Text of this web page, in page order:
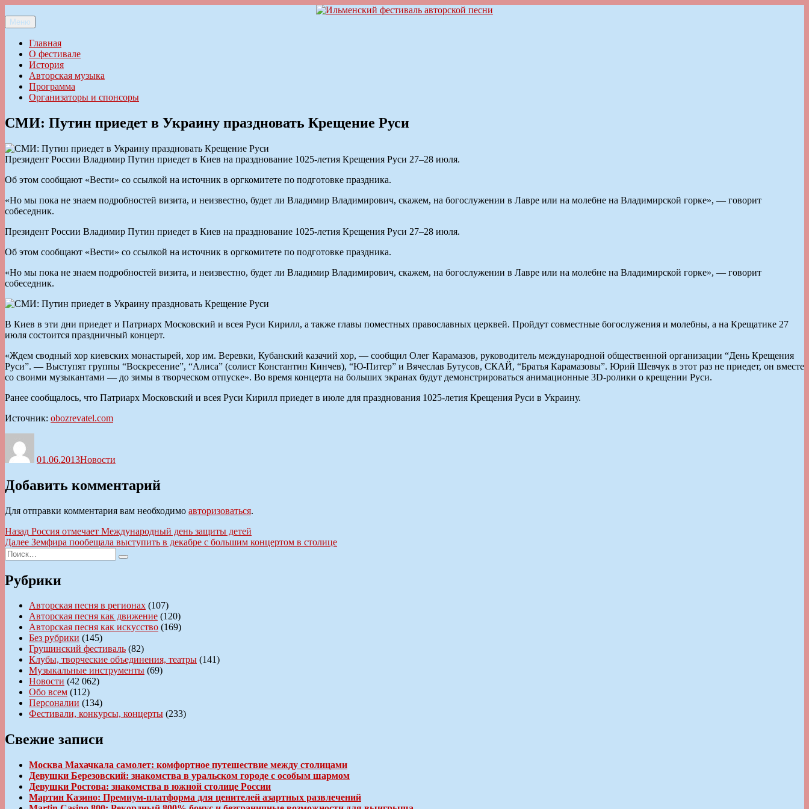
к
содержимому
Ильменский фестиваль авторской песни
Меню
Главная
О фестивале
История
Авторская музыка
Программа
Организаторы и спонсоры
СМИ: Путин приедет в Украину праздновать Крещение Руси
Президент России Владимир Путин приедет в Киев на празднование 1025-летия Крещения Руси 27–28 июля.
Об этом сообщают «Вести» со ссылкой на источник в оргкомитете по подготовке праздника.
«Но мы пока не знаем подробностей визита, и неизвестно, будет ли Владимир Владимирович, скажем, на богослужении в Лавре или на молебне на Владимирской горке», — говорит
собеседник.
Президент России Владимир Путин приедет в Киев на празднование 1025-летия Крещения Руси 27–28 июля.
Об этом сообщают «Вести» со ссылкой на источник в оргкомитете по подготовке праздника.
«Но мы пока не знаем подробностей визита, и неизвестно, будет ли Владимир Владимирович, скажем, на богослужении в Лавре или на молебне на Владимирской горке», — говорит
собеседник.
В Киев в эти дни приедет и Патриарх Московский и всея Руси Кирилл, а также главы поместных православных церквей. Пройдут совместные богослужения и молебны, а на Крещатике 27
июля состоится праздничный концерт.
«Ждем сводный хор киевских монастырей, хор им. Веревки, Кубанский казачий хор, — сообщил Олег Карамазов, руководитель международной общественной организации “День Крещения
Руси”. — Выступят группы “Воскресение”, “Алиса” (солист Константин Кинчев), “Ю-Питер” и Вячеслав Бутусов, СКАЙ, “Братья Карамазовы”. Юрий Шевчук в этот раз не приедет, он вместе
со своими музыкантами — до зимы в творческом отпуске». Во время концерта на больших экранах будут демонстрироваться анимационные 3D-ролики о крещении Руси.
Ранее сообщалось, что Патриарх Московский и всея Руси Кирилл приедет в июле для празднования 1025-летия Крещения Руси в Украину.
Источник: obozrevatel.com
01.06.2013Новости
Добавить комментарий
Для отправки комментария вам необходимо авторизоваться.
Навигация
по
записям
Назад Предыдущая
запись:
Россия отмечает Международный день защиты детей
Далее Следующая
Земфира пообещала выступить в декабре с большим концертом в столице
Искать:
Поиск
Рубрики
Авторская песня в регионах (107)
Авторская песня как движение (120)
Авторская песня как искусство (169)
Без рубрики (145)
Грушинский фестиваль (82)
Клубы, творческие объединения, театры (141)
Музыкальные инструменты (69)
Новости (42 062)
Обо всем (112)
Персоналии (134)
Фестивали, конкурсы, концерты (233)
Свежие записи
Москва Махачкала самолет: комфортное путешествие между столицами
Девушки Березовский: знакомства в уральском городе с особым шармом
Девушки Ростова: знакомства в южной столице России
Мартин Казино: Премиум-платформа для ценителей азартных развлечений